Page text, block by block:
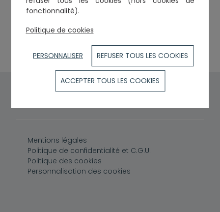
fonctionnalité).
Politique de cookies
PERSONNALISER REFUSER TOUS LES COOKIES
ACCEPTER TOUS LES COOKIES
42, rue des Filatiers
TOULOUSE
Tél. :0561553939
contact@gautie-avocat.fr
Pied de page
Mentions légales
Politique de confidentialité et C.G.U.
Politique des cookies
Personnalisation des cookies